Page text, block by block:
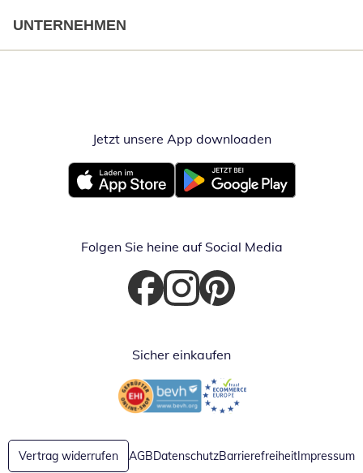
UNTERNEHMEN
Jetzt unsere App downloadenÖffnet in
Öffnet in neuem FensterÖffnet in neuem Fenster
Folgen Sie heine auf Social Media
Öffnet in neuem Fenster
Öffnet in neuem Fenster
Öffnet in neuem Fenster
Sicher einkaufen
Öffnet in neuem FensterÖffnet in neuem Fenster
Vertrag widerrufen AGBDatenschutzBarrierefreiheitImpressum